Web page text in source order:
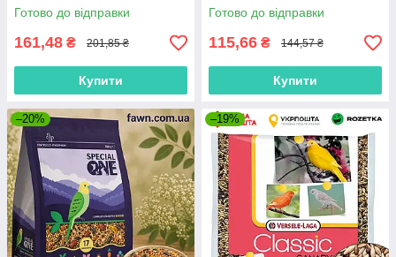
Готово до відправки
161,48 ₴ 201,85 ₴
Купити
Готово до відправки
115,66 ₴ 144,57 ₴
Купити
–20% –19%